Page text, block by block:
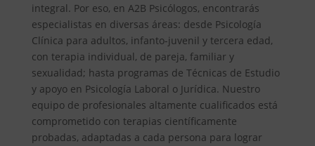
integral. Por eso, en A2B Psicólogos, encontrarás
especialistas en diversas áreas: desde Psicología
Clínica para adultos, infanto-juvenil y tercera edad,
con terapia individual, de pareja, familiar y
sexualidad; hasta programas de Técnicas de Estudio
y apoyo en Psicología Laboral o Jurídica. Nuestro
equipo de profesionales altamente cualificados está
comprometido con terapias científicamente
probadas, adaptadas a cada persona para lograr